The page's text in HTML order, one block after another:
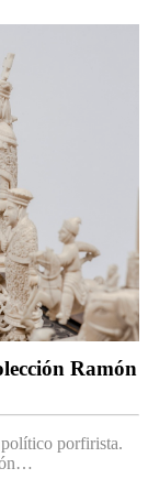
Ramón
porfirista.